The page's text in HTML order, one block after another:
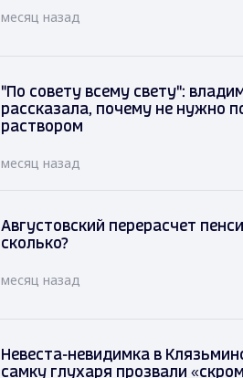
месяц назад
"По совету всему свету":
рассказала, почему не нужно
раствором
месяц назад
Августовский перерасчет
сколько?
месяц назад
Невеста-невидимка в
самку глухаря прозвали